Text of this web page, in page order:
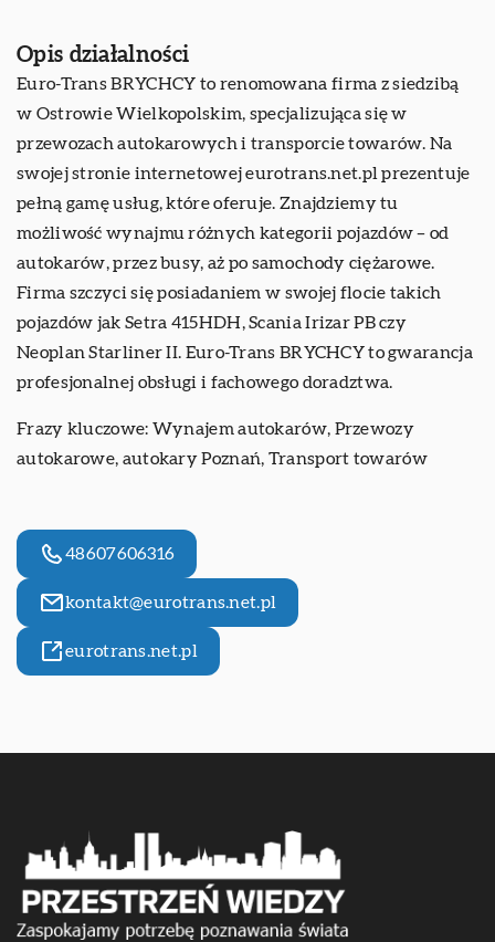
Opis działalności
Euro-Trans BRYCHCY to renomowana firma z siedzibą
w Ostrowie Wielkopolskim, specjalizująca się w
przewozach autokarowych i transporcie towarów. Na
swojej stronie internetowej eurotrans.net.pl prezentuje
pełną gamę usług, które oferuje. Znajdziemy tu
możliwość wynajmu różnych kategorii pojazdów – od
autokarów, przez busy, aż po samochody ciężarowe.
Firma szczyci się posiadaniem w swojej flocie takich
pojazdów jak Setra 415HDH, Scania Irizar PB czy
Neoplan Starliner II. Euro-Trans BRYCHCY to gwarancja
profesjonalnej obsługi i fachowego doradztwa.
Frazy kluczowe: Wynajem autokarów, Przewozy
autokarowe, autokary Poznań, Transport towarów
48607606316
kontakt@eurotrans.net.pl
eurotrans.net.pl